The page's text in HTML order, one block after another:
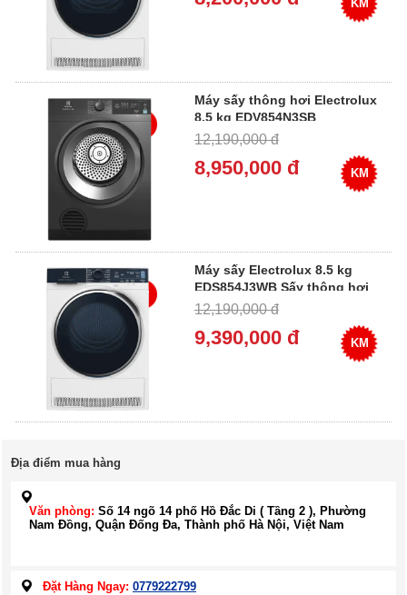
KM
Máy sấy thông hơi Electrolux
8.5 kg EDV854N3SB
12,190,000 đ
8,950,000 đ KM
Máy sấy Electrolux 8.5 kg
EDS854J3WB Sấy thông hơi
12,190,000 đ
9,390,000 đ KM
Địa điểm mua hàng
Văn phòng: Số 14 ngõ 14 phố Hồ Đắc Di ( Tầng 2 ), Phường
Nam Đồng, Quận Đống Đa, Thành phố Hà Nội, Việt Nam
Đặt Hàng Ngay: 0779222799